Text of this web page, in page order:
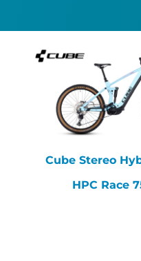
Cube Stereo
HPC Race